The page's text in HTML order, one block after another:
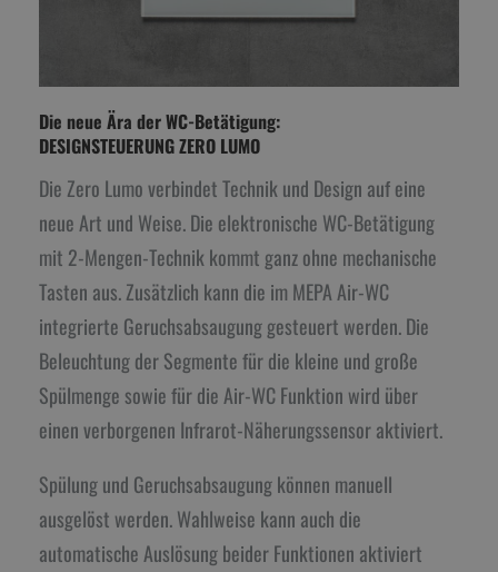
Die neue Ära der WC-Betätigung:
DESIGNSTEUERUNG ZERO LUMO
Die Zero Lumo verbindet Technik und Design auf eine
neue Art und Weise. Die elektronische WC-Betätigung
mit 2-Mengen-Technik kommt ganz ohne mechanische
Tasten aus. Zusätzlich kann die im MEPA Air-WC
integrierte Geruchsabsaugung gesteuert werden. Die
Beleuchtung der Segmente für die kleine und große
Spülmenge sowie für die Air-WC Funktion wird über
einen verborgenen Infrarot-Näherungssensor aktiviert.
Spülung und Geruchsabsaugung können manuell
ausgelöst werden. Wahlweise kann auch die
automatische Auslösung beider Funktionen aktiviert